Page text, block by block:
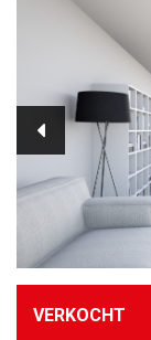
VERKOCHT